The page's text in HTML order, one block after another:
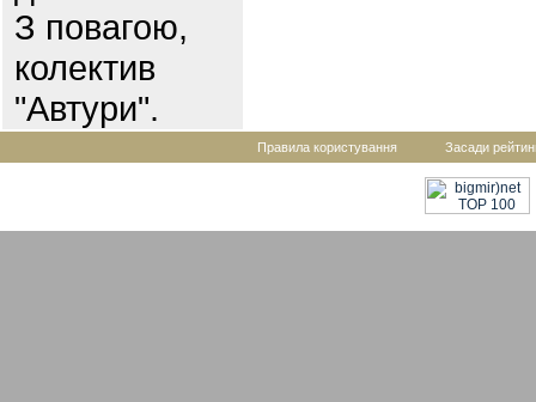
З повагою,
колектив
"Автури".
Правила користування Засади